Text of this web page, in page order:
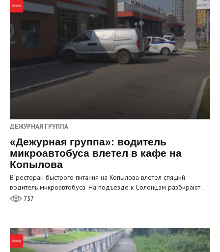
ДЕЖУРНАЯ ГРУППА
«Дежурная группа»: водитель
микроавтобуса влетел в кафе на
Копылова
В ресторан быстрого питания на Копылова влетел спящий
водитель микроавтобуса. На подъезде к Солонцам разбирают…
757